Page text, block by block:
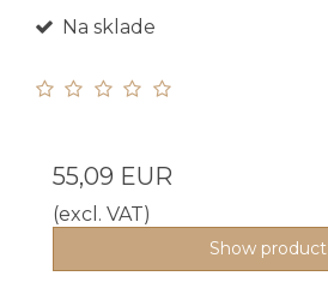
Na sklade
55,09 EUR
(excl. VAT)
Show product